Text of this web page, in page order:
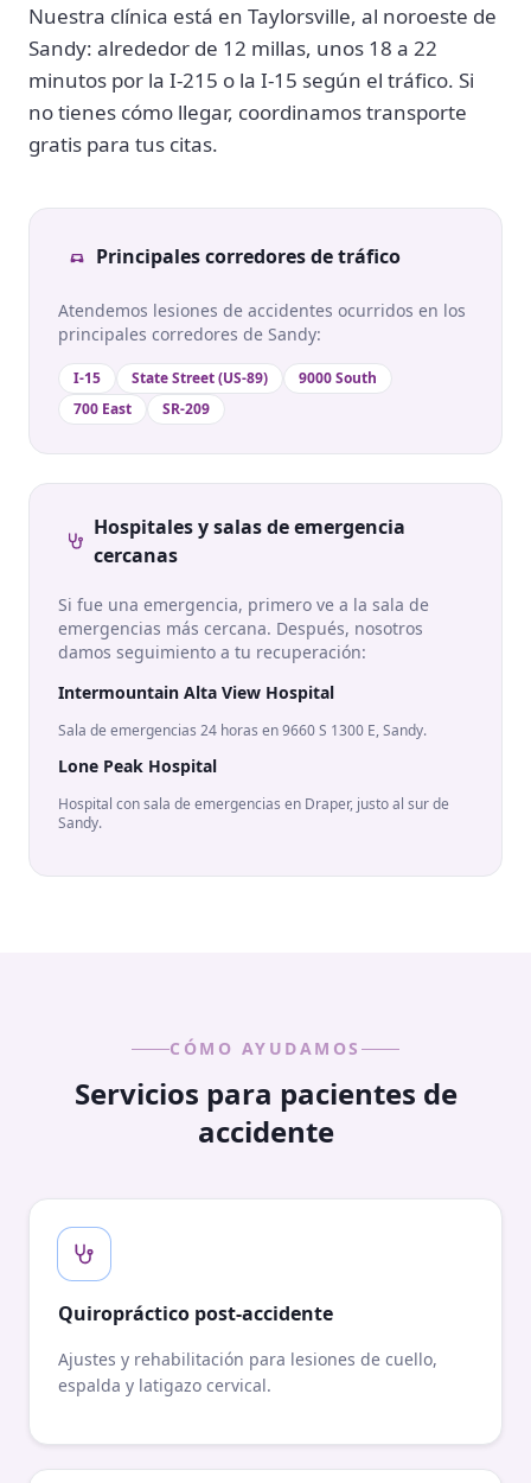
Nuestra clínica está en Taylorsville, al noroeste de
Sandy: alrededor de 12 millas, unos 18 a 22
minutos por la I-215 o la I-15 según el tráfico. Si
no tienes cómo llegar, coordinamos transporte
gratis para tus citas.
Principales corredores de tráfico
Atendemos lesiones de accidentes ocurridos en los
principales corredores de Sandy:
I-15 State Street (US-89)
9000 South
700 East
SR-209
Hospitales y salas de emergencia
cercanas
Si fue una emergencia, primero ve a la sala de
emergencias más cercana. Después, nosotros
damos seguimiento a tu recuperación:
Intermountain Alta View Hospital
Sala de emergencias 24 horas en 9660 S 1300 E, Sandy.
Lone Peak Hospital
Hospital con sala de emergencias en Draper, justo al sur de
Sandy.
CÓMO AYUDAMOS
Servicios para pacientes de
accidente
Quiropráctico post-accidente
Ajustes y rehabilitación para lesiones de cuello,
espalda y latigazo cervical.